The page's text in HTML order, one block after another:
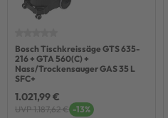
Bosch Tischkreissäge GTS 635-
216 + GTA 560(C) +
Nass/Trockensauger GAS 35 L
SFC+
1.021,99 €
UVP 1.187,62 € -13%